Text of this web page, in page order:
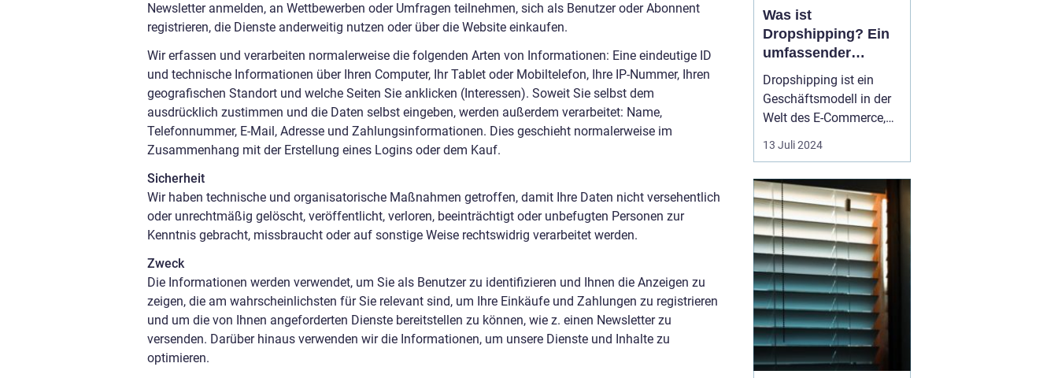
Newsletter anmelden, an Wettbewerben oder Umfragen teilnehmen, sich als Benutzer oder Abonnent
registrieren, die Dienste anderweitig nutzen oder über die Website einkaufen.
Wir erfassen und verarbeiten normalerweise die folgenden Arten von Informationen: Eine eindeutige ID
und technische Informationen über Ihren Computer, Ihr Tablet oder Mobiltelefon, Ihre IP-Nummer, Ihren
geografischen Standort und welche Seiten Sie anklicken (Interessen). Soweit Sie selbst dem
ausdrücklich zustimmen und die Daten selbst eingeben, werden außerdem verarbeitet: Name,
Telefonnummer, E-Mail, Adresse und Zahlungsinformationen. Dies geschieht normalerweise im
Zusammenhang mit der Erstellung eines Logins oder dem Kauf.
Sicherheit
Wir haben technische und organisatorische Maßnahmen getroffen, damit Ihre Daten nicht versehentlich
oder unrechtmäßig gelöscht, veröffentlicht, verloren, beeinträchtigt oder unbefugten Personen zur
Kenntnis gebracht, missbraucht oder auf sonstige Weise rechtswidrig verarbeitet werden.
Zweck
Die Informationen werden verwendet, um Sie als Benutzer zu identifizieren und Ihnen die Anzeigen zu
zeigen, die am wahrscheinlichsten für Sie relevant sind, um Ihre Einkäufe und Zahlungen zu registrieren
und um die von Ihnen angeforderten Dienste bereitstellen zu können, wie z. einen Newsletter zu
versenden. Darüber hinaus verwenden wir die Informationen, um unsere Dienste und Inhalte zu
optimieren.
Was ist
Dropshipping? Ein
umfassender
Leitfaden
Dropshipping ist ein
Geschäftsmodell in der
Welt des E-Commerce,
das sich durch niedrige
auszeichnet. Dieser
Artikel dient dazu, Ihnen
einen Rundumblick über
das Thema zu geben
und sowohl Vor-...
13 Juli 2024